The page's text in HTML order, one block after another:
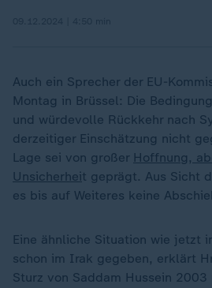
Auch ein Sprecher der EU-
Montag in Brüssel: Die
und würdevolle Rückkehr nach
derzeitiger Einschätzung nicht
Lage sei von großer Hoffnung,
Unsicherheit geprägt. Aus Sicht
es bis auf Weiteres keine
Eine ähnliche Situation wie jetzt
schon im Irak gegeben, erklärt
Sturz von Saddam Hussein